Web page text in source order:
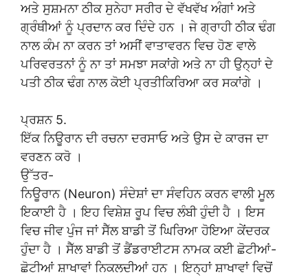
ਅਤੇ ਸੁਸ਼ਮਨਾ ਠੀਕ ਸੁਨੇਹਾ ਸਰੀਰ ਦੇ ਵੱਖਵੱਖ ਅੰਗਾਂ ਅਤੇ
ਗ੍ਰੰਥੀਆਂ ਨੂੰ ਪ੍ਰਦਾਨ ਕਰ ਦਿੰਦੇ ਹਨ । ਜੇ ਗ੍ਰਾਹੀ ਠੀਕ ਢੰਗ
ਨਾਲ ਕੰਮ ਨਾ ਕਰਨ ਤਾਂ ਅਸੀਂ ਵਾਤਾਵਰਨ ਵਿਚ ਹੋਣ ਵਾਲੇ
ਪਰਿਵਰਤਨਾਂ ਨੂੰ ਨਾ ਤਾਂ ਸਮਝਾ ਸਕਾਂਗੇ ਅਤੇ ਨਾ ਹੀ ਉਨ੍ਹਾਂ ਦੇ
ਪਤੀ ਠੀਕ ਢੰਗ ਨਾਲ ਕੋਈ ਪ੍ਰਤੀਕਿਰਿਆ ਕਰ ਸਕਾਂਗੇ ।
ਪ੍ਰਸ਼ਨ 5.
ਇੱਕ ਨਿਊਰਾਨ ਦੀ ਰਚਨਾ ਦਰਸਾਓ ਅਤੇ ਉਸ ਦੇ ਕਾਰਜ ਦਾ
ਵਰਣਨ ਕਰੋ ।
ਉੱਤਰ-
ਨਿਊਰਾਨ (Neuron) ਸੰਦੇਸ਼ਾਂ ਦਾ ਸੰਵਹਿਨ ਕਰਨ ਵਾਲੀ ਮੂਲ
ਇਕਾਈ ਹੈ । ਇਹ ਵਿਸ਼ੇਸ਼ ਰੂਪ ਵਿਚ ਲੰਬੀ ਹੁੰਦੀ ਹੈ । ਇਸ
ਵਿਚ ਜੀਵ ਪੁੰਜ ਜਾਂ ਸੈੱਲ ਬਾਡੀ ਤੋਂ ਘਿਰਿਆ ਹੋਇਆ ਕੇਂਦਰਕ
ਹੁੰਦਾ ਹੈ । ਸੈੱਲ ਬਾਡੀ ਤੋਂ ਡੈਂਡਰਾਈਟਸ ਨਾਮਕ ਕਈ ਛੋਟੀਆਂ-
ਛੋਟੀਆਂ ਸ਼ਾਖਾਵਾਂ ਨਿਕਲਦੀਆਂ ਹਨ । ਇਨ੍ਹਾਂ ਸ਼ਾਖਾਵਾਂ ਵਿਚੋਂ